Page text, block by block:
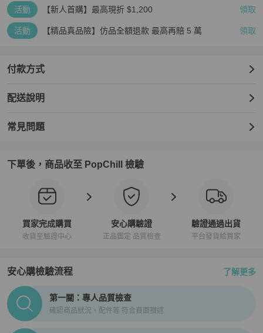
活動 【新人首購】最高現折 $1,200 領取
活動 【精品真品險】仿品全額退款 最高再賠 5 萬 領取
付款方式
配送說明
常見問題
下單後，商品收至 PopChill 檢驗
買家完成購買
收貨至驗證中心
安心購驗證
正品鑑定 品質檢查
驗證通過出貨
平台發貨給買家
安心購檢驗流程 了解更多
PopChill拍拍圈正品驗證、安心購檢驗流程介紹
第一關：專人品質檢查
確認商品狀況、配件等 符合頁面描述